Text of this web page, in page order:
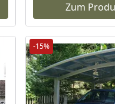
Zum
-15%